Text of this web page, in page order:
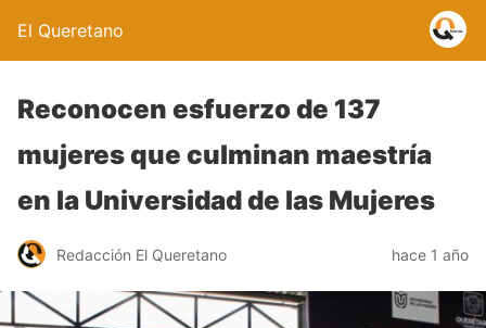
El Queretano
Reconocen esfuerzo de 137
mujeres que culminan maestría
en la Universidad de las Mujeres
Redacción El Queretano hace 1 año